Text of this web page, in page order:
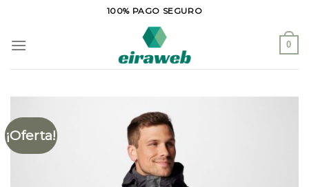
contenido
100% PAGO SEGURO
0
¡Oferta!